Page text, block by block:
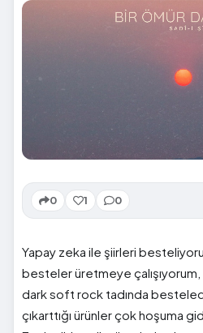
0 1 0
Yapay zeka ile şiirleri
besteler üretmeye çalışıyorum,
dark soft rock tadında
çıkarttığı ürünler çok hoşuma